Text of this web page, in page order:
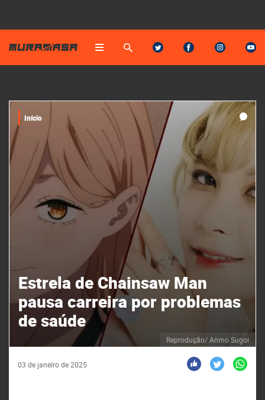
Reprodução/ Anmo Sugoi
Início
Estrela de Chainsaw Man
pausa carreira por problemas
de saúde
03 de janeiro de 2025